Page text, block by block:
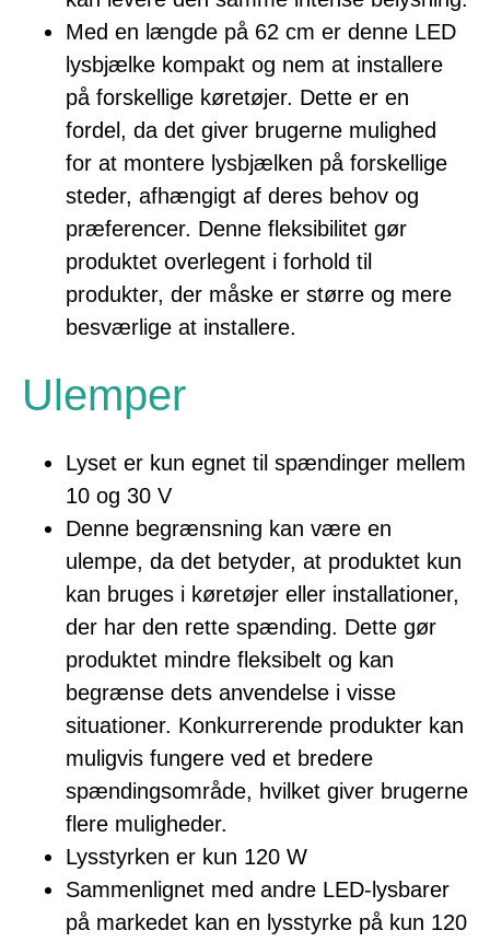
Med en længde på 62 cm er denne LED
lysbjælke kompakt og nem at installere
på forskellige køretøjer. Dette er en
fordel, da det giver brugerne mulighed
for at montere lysbjælken på forskellige
steder, afhængigt af deres behov og
præferencer. Denne fleksibilitet gør
produktet overlegent i forhold til
produkter, der måske er større og mere
besværlige at installere.
Ulemper
Lyset er kun egnet til spændinger mellem
10 og 30 V
Denne begrænsning kan være en
ulempe, da det betyder, at produktet kun
kan bruges i køretøjer eller installationer,
der har den rette spænding. Dette gør
produktet mindre fleksibelt og kan
begrænse dets anvendelse i visse
situationer. Konkurrerende produkter kan
muligvis fungere ved et bredere
spændingsområde, hvilket giver brugerne
flere muligheder.
Lysstyrken er kun 120 W
Sammenlignet med andre LED-lysbarer
på markedet kan en lysstyrke på kun 120